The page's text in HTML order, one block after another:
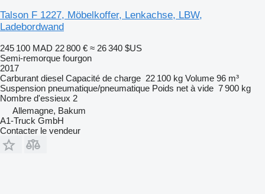
Talson F 1227, Möbelkoffer, Lenkachse, LBW,
Ladebordwand
245 100 MAD 22 800 € ≈ 26 340 $US
Semi-remorque fourgon
2017
Carburant diesel Capacité de charge 22 100 kg Volume 96 m³
Suspension pneumatique/pneumatique Poids net à vide 7 900 kg
Nombre d'essieux 2
Allemagne, Bakum
A1-Truck GmbH
Contacter le vendeur